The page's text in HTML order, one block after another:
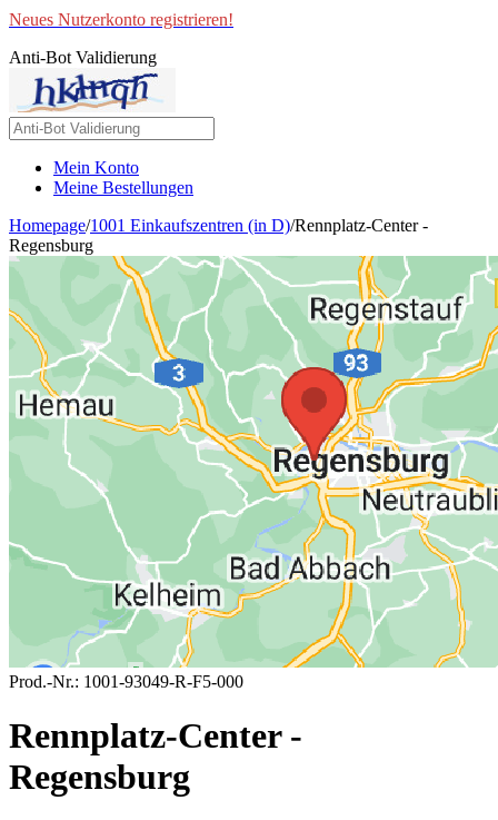
Neues Nutzerkonto registrieren!
Anti-Bot Validierung
Mein Konto
Meine Bestellungen
Homepage/1001 Einkaufszentren (in D)/Rennplatz-Center -
Regensburg
Prod.-Nr.: 1001-93049-R-F5-000
Rennplatz-Center -
Regensburg